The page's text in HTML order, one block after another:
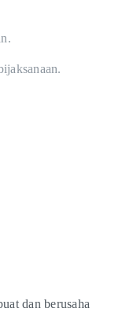
dan berusaha